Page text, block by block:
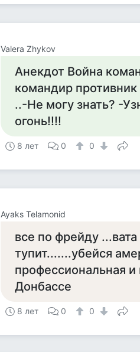
Valera Zhykov
Анекдот Война
командир противник
..-Не могу знать? -
огонь!!!!
8 лет 0 0
Ayaks Telamonid
все по фрейду
тупит.......убейся
профессиональная
Донбассе
8 лет 0 0